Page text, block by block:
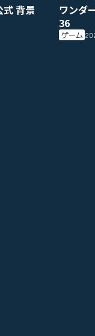
式 背景
ワンダ
36
ゲーム